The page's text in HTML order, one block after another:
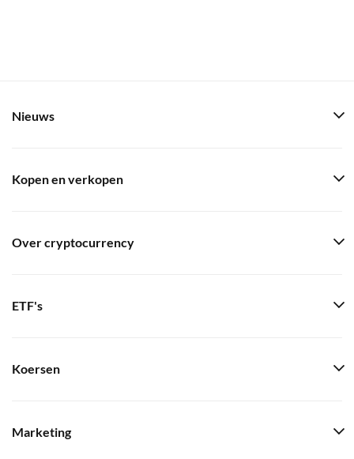
Nieuws
Kopen en verkopen
Over cryptocurrency
ETF's
Koersen
Marketing